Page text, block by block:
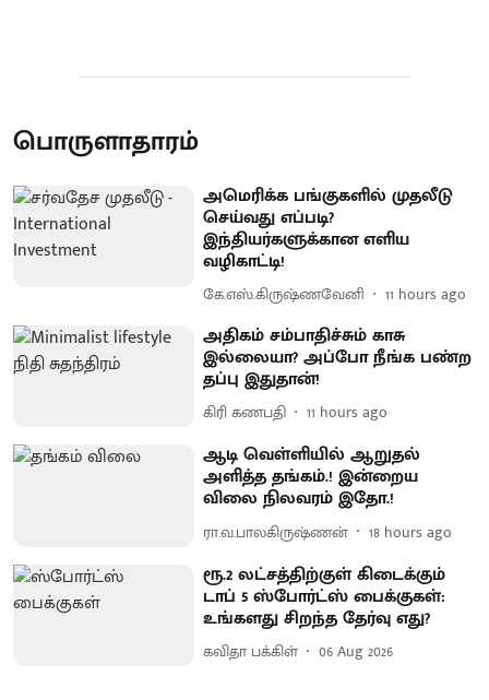
பொருளாதாரம்
அமெரிக்க பங்குகளில் முதலீடு
செய்வது எப்படி?
இந்தியர்களுக்கான எளிய
வழிகாட்டி!
கே.எஸ்.கிருஷ்ணவேனி 11 hours ago
அதிகம் சம்பாதிச்சும் காசு
இல்லையா? அப்போ நீங்க பண்ற
தப்பு இதுதான்!
கிரி கணபதி 11 hours ago
ஆடி வெள்ளியில் ஆறுதல்
அளித்த தங்கம்.! இன்றைய
விலை நிலவரம் இதோ.!
ரா.வ.பாலகிருஷ்ணன் 18 hours ago
ரூ.2 லட்சத்திற்குள் கிடைக்கும்
டாப் 5 ஸ்போர்ட்ஸ் பைக்குகள்:
உங்களது சிறந்த தேர்வு எது?
கவிதா பக்கிள் 06 Aug 2026